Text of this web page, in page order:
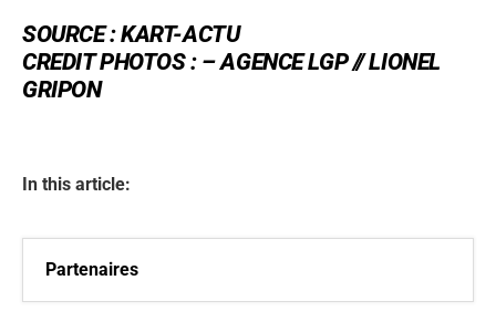
SOURCE :KART-ACTU
CREDIT PHOTOS : –AGENCE LGP // LIONEL
GRIPON
In this article:
Partenaires